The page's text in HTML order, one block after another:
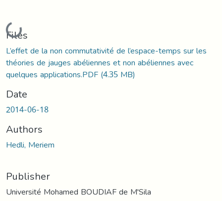
Loading...
Files
L’effet de la non commutativité de l’espace-temps sur les
théories de jauges abéliennes et non abéliennes avec
quelques applications.PDF(4.35 MB)
Date
2014-06-18
Authors
Hedli, Meriem
Publisher
Université Mohamed BOUDIAF de M'Sila